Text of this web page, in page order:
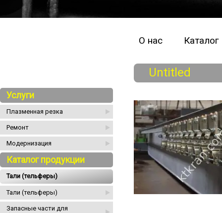
О нас
Услуги
Плазменная резка
Ремонт
Модернизация
Каталог продукции
Тали (тельферы)
Тали (тельферы)
Запасные части для
Untitled